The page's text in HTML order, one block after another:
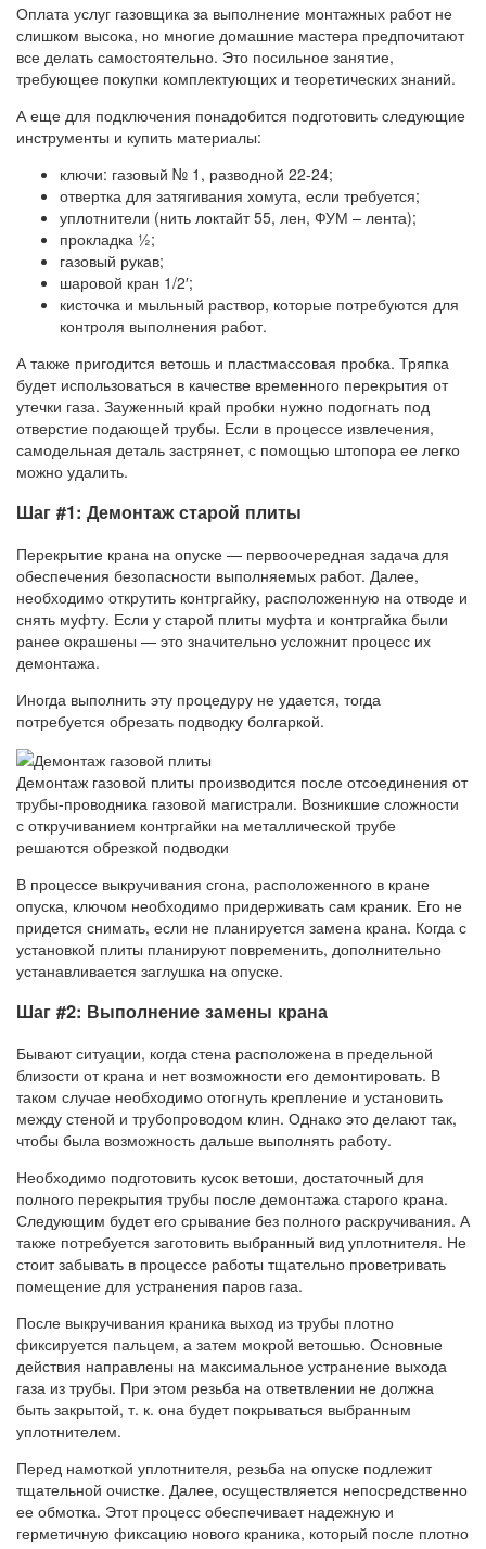
Оплата услуг газовщика за выполнение монтажных работ не
слишком высока, но многие домашние мастера предпочитают
все делать самостоятельно. Это посильное занятие,
требующее покупки комплектующих и теоретических знаний.
А еще для подключения понадобится подготовить следующие
инструменты и купить материалы:
ключи: газовый № 1, разводной 22-24;
отвертка для затягивания хомута, если требуется;
уплотнители (нить локтайт 55, лен, ФУМ – лента);
прокладка ½;
газовый рукав;
шаровой кран 1/2′;
кисточка и мыльный раствор, которые потребуются для
контроля выполнения работ.
А также пригодится ветошь и пластмассовая пробка. Тряпка
будет использоваться в качестве временного перекрытия от
утечки газа. Зауженный край пробки нужно подогнать под
отверстие подающей трубы. Если в процессе извлечения,
самодельная деталь застрянет, с помощью штопора ее легко
можно удалить.
Шаг #1: Демонтаж старой плиты
Перекрытие крана на опуске — первоочередная задача для
обеспечения безопасности выполняемых работ. Далее,
необходимо открутить контргайку, расположенную на отводе и
снять муфту. Если у старой плиты муфта и контргайка были
ранее окрашены — это значительно усложнит процесс их
демонтажа.
Иногда выполнить эту процедуру не удается, тогда
потребуется обрезать подводку болгаркой.
Демонтаж газовой плиты производится после отсоединения от
трубы-проводника газовой магистрали. Возникшие сложности
с откручиванием контргайки на металлической трубе
решаются обрезкой подводки
В процессе выкручивания сгона, расположенного в кране
опуска, ключом необходимо придерживать сам краник. Его не
придется снимать, если не планируется замена крана. Когда с
установкой плиты планируют повременить, дополнительно
устанавливается заглушка на опуске.
Шаг #2: Выполнение замены крана
Бывают ситуации, когда стена расположена в предельной
близости от крана и нет возможности его демонтировать. В
таком случае необходимо отогнуть крепление и установить
между стеной и трубопроводом клин. Однако это делают так,
чтобы была возможность дальше выполнять работу.
Необходимо подготовить кусок ветоши, достаточный для
полного перекрытия трубы после демонтажа старого крана.
Следующим будет его срывание без полного раскручивания. А
также потребуется заготовить выбранный вид уплотнителя. Не
стоит забывать в процессе работы тщательно проветривать
помещение для устранения паров газа.
После выкручивания краника выход из трубы плотно
фиксируется пальцем, а затем мокрой ветошью. Основные
действия направлены на максимальное устранение выхода
газа из трубы. При этом резьба на ответвлении не должна
быть закрытой, т. к. она будет покрываться выбранным
уплотнителем.
Перед намоткой уплотнителя, резьба на опуске подлежит
тщательной очистке. Далее, осуществляется непосредственно
ее обмотка. Этот процесс обеспечивает надежную и
герметичную фиксацию нового краника, который после плотно